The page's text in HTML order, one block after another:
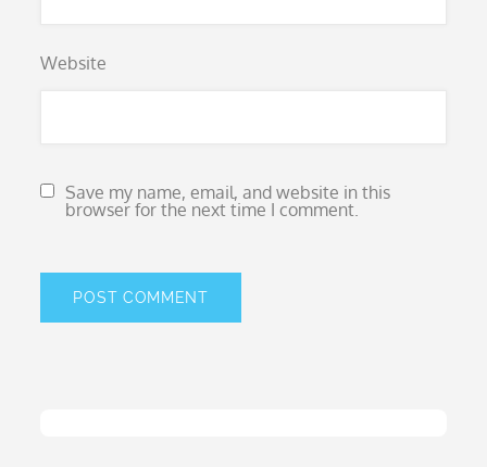
Website
Save my name, email, and website in this
browser for the next time I comment.